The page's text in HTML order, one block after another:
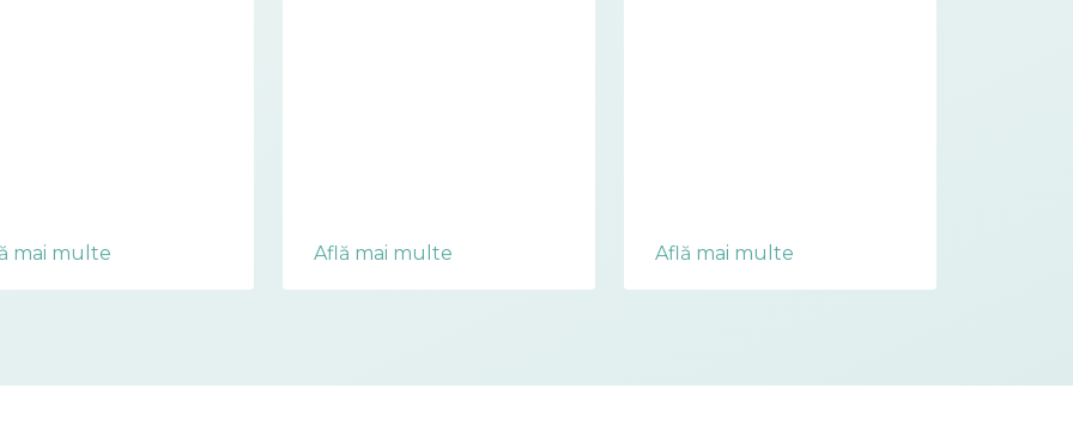
mai multe Află mai multe Află mai multe